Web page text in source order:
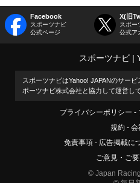
Facebook
スポーツナビ
公式ページ
X(旧
スポー
公式ア
スポーツナビ
スポーツナビはYahoo! JAPANのサー
ポーツナビ株式会社と協力して運営し
プライバシーポリシー
規約
会
免責事項
広告掲載に
ご意見・ご
© Japan